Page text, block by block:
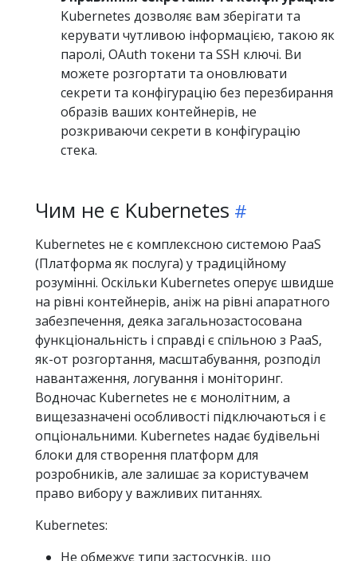
Kubernetes дозволяє вам зберігати та
керувати чутливою інформацією, такою як
паролі, OAuth токени та SSH ключі. Ви
можете розгортати та оновлювати
секрети та конфігурацію без перезбирання
образів ваших контейнерів, не
розкриваючи секрети в конфігурацію
стека.
Чим не є Kubernetes
Kubernetes не є комплексною системою PaaS
(Платформа як послуга) у традиційному
розумінні. Оскільки Kubernetes оперує швидше
на рівні контейнерів, аніж на рівні апаратного
забезпечення, деяка загальнозастосована
функціональність і справді є спільною з PaaS,
як-от розгортання, масштабування, розподіл
навантаження, логування і моніторинг.
Водночас Kubernetes не є монолітним, а
вищезазначені особливості підключаються і є
опціональними. Kubernetes надає будівельні
блоки для створення платформ для
розробників, але залишає за користувачем
право вибору у важливих питаннях.
Kubernetes:
Не обмежує типи застосунків, що